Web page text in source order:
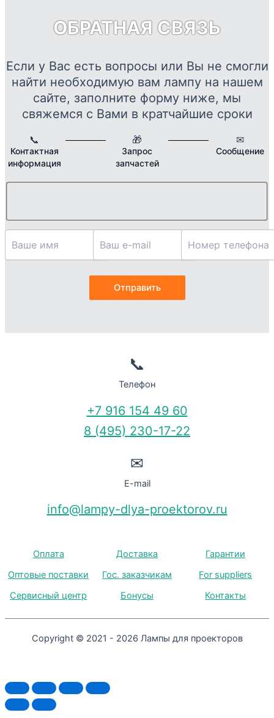
ОБРАТНАЯ СВЯЗЬ
Если у Вас есть вопросы или Вы не смогли
найти необходимую вам лампу на нашем
сайте, заполните форму ниже, мы
свяжемся с Вами в кратчайшие сроки
📞
Контактная
информация
🎁
Запрос
запчастей
✉
Сообщение
📞
Телефон
+7 916 154 49 60
8 (495) 230-17-22
✉
E-mail
info@lampy-dlya-proektorov.ru
Оплата Доставка
Гарантии
Оптовые поставки
Гос. заказчикам
For suppliers
Сервисный центр
Бонусы Контакты
Copyright © 2021 - 2026 Лампы для проекторов